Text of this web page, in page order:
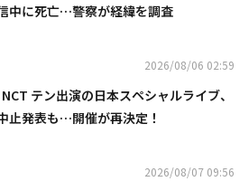
中に死亡…警察が経緯を調査
2026/08/06 02:59
テン出演の日本スペシャルライブ、
止発表も…開催が再決定！
2026/08/07 09:56